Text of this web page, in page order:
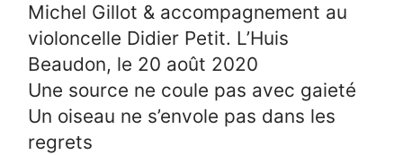
Michel Gillot & accompagnement au
violoncelle Didier Petit. L’Huis
Beaudon, le 20 août 2020
Une source ne coule pas avec gaieté
Un oiseau ne s’envole pas dans les
regrets